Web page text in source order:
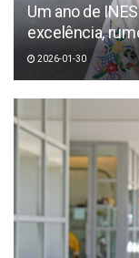
Um ano de
excelência,
2026-01-30